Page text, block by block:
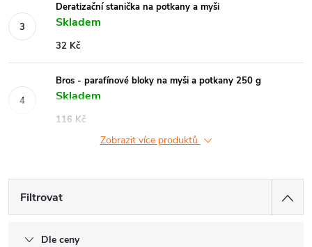
Deratizační stanička na potkany a myši
Skladem
32 Kč
Bros - parafínové bloky na myši a potkany 250 g
Skladem
116 Kč
Zobrazit více produktů
Filtrovat
Dle ceny